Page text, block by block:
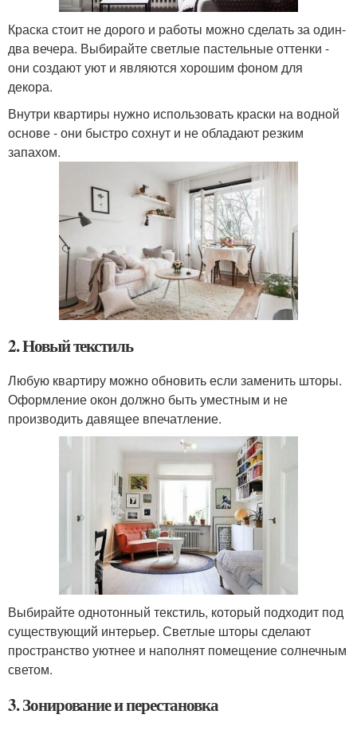
Краска стоит не дорого и работы можно сделать за один-
два вечера. Выбирайте светлые пастельные оттенки -
они создают уют и являются хорошим фоном для
декора.
Внутри квартиры нужно использовать краски на водной
основе - они быстро сохнут и не обладают резким
запахом.
2. Новый текстиль
Любую квартиру можно обновить если заменить шторы.
Оформление окон должно быть уместным и не
производить давящее впечатление.
Выбирайте однотонный текстиль, который подходит под
существующий интерьер. Светлые шторы сделают
пространство уютнее и наполнят помещение солнечным
светом.
3. Зонирование и перестановка